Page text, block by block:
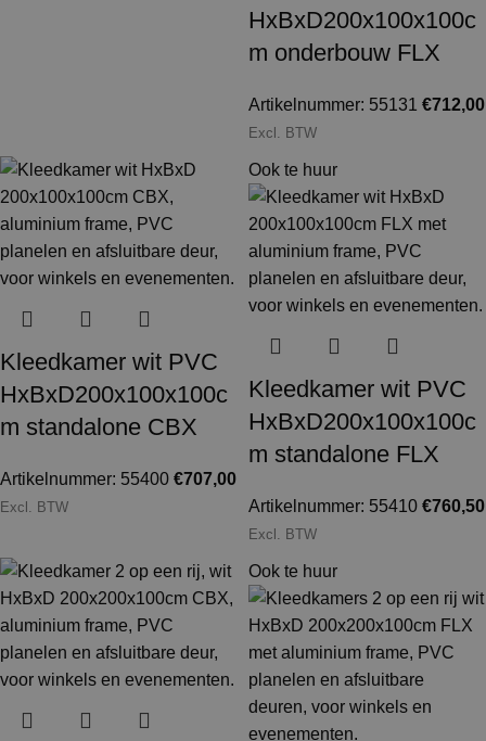
HxBxD200x100x100c
m onderbouw FLX
Artikelnummer: 55131 €712,00
Excl. BTW
Kleedkamer wit PVC
HxBxD200x100x100c
m standalone CBX
Artikelnummer: 55400 €707,00
Excl. BTW
Ook te huur
Kleedkamer wit PVC
HxBxD200x100x100c
m standalone FLX
Artikelnummer: 55410 €760,50
Excl. BTW
Ook te huur